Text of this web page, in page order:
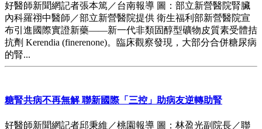
好醫師新聞網記者張本篤／台南報導 圖：部立新營醫院腎臟
內科羅祤中醫師／部立新營醫院提供 衛生福利部新營醫院宣
布引進國際實證新藥——新一代非類固醇型礦物皮質素受體拮
抗劑 Kerendia (finerenone)。臨床觀察發現，大部分合併糖尿病
的腎...
糖腎共病不再無解 聯新國際「三控」助病友逆轉助腎
好醫師新聞網記者邱秉維／桃園報導 圖：林盈光副院長／聯